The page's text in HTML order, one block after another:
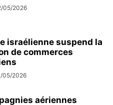
05/2026
israélienne suspend la
de commerces
05/2026
aériennes